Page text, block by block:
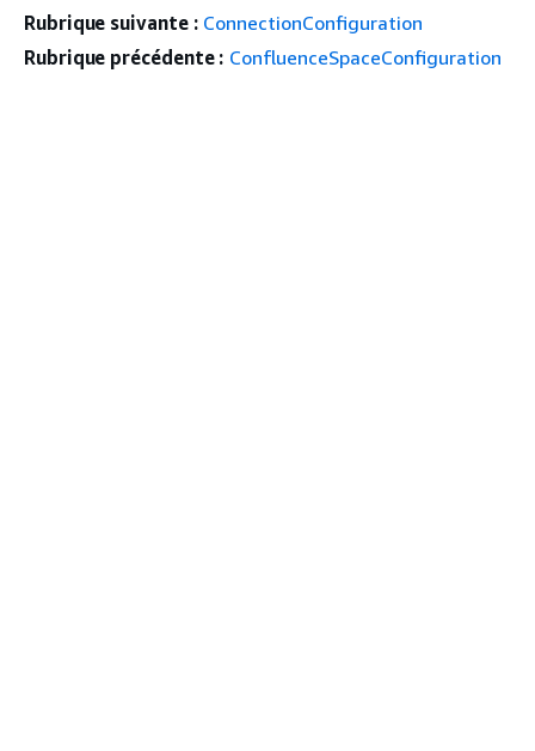
Rubrique suivante : ConnectionConfiguration
Rubrique précédente : ConfluenceSpaceConfiguration